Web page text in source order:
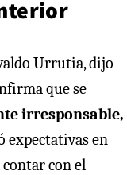
Urrutia, dijo
que se
irresponsable,
expectativas en
contar con el